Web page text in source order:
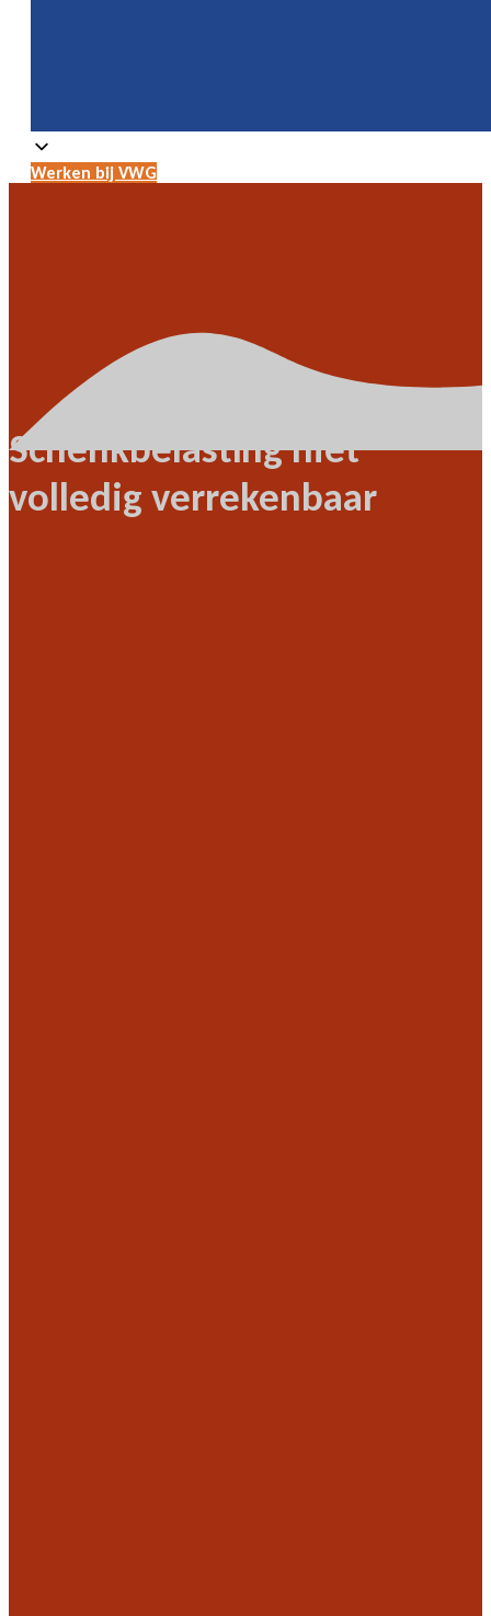
Werken bij VWG
Schenkbelasting niet
volledig verrekenbaar